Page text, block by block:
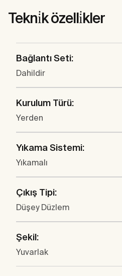
Tekni̇k özelli̇kler
Bağlantı Seti:
Dahildir
Kurulum Türü:
Yerden
Yıkama Sistemi:
Yıkamalı
Çıkış Tipi:
Düşey Düzlem
Şekil:
Yuvarlak